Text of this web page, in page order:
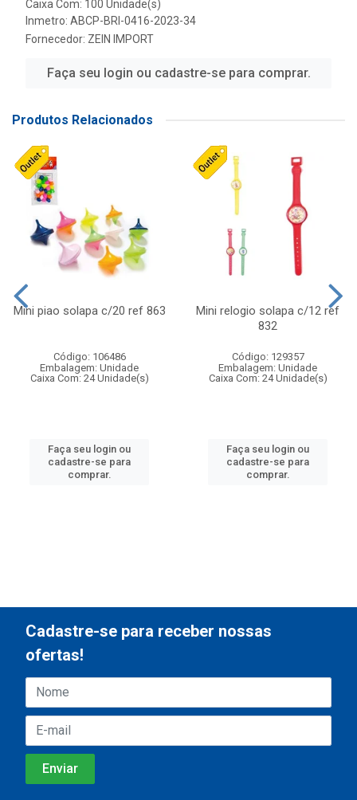
Caixa Com: 100 Unidade(s)
Inmetro: ABCP-BRI-0416-2023-34
Fornecedor: ZEIN IMPORT
Faça seu login ou cadastre-se para comprar.
Produtos Relacionados
Mini piao solapa c/20 ref 863
Código: 106486
Embalagem: Unidade
Caixa Com: 24 Unidade(s)
Faça seu login ou
cadastre-se para
comprar.
Mini relogio solapa c/12 ref
832
Código: 129357
Embalagem: Unidade
Caixa Com: 24 Unidade(s)
Faça seu login ou
cadastre-se para
comprar.
Cadastre-se para receber nossas
ofertas!